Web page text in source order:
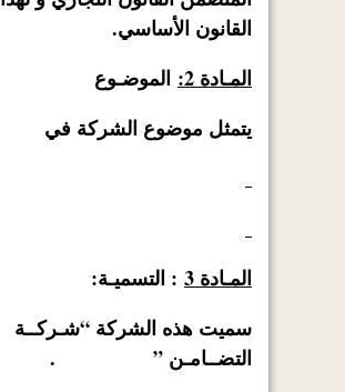
القانون الأساسي.
المـادة 2:
الموضـوع
يتمثل موضوع الشركة في
المـادة 3
: التسميـة:
سميت هذه الشركة “شـركــة
التضــامـن ” .